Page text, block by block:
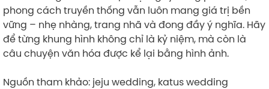
phong cách truyền thống vẫn luôn mang giá trị bền
vững – nhẹ nhàng, trang nhã và đong đầy ý nghĩa. Hãy
để từng khung hình không chỉ là kỷ niệm, mà còn là
câu chuyện văn hóa được kể lại bằng hình ảnh.
Nguồn tham khảo: jeju wedding, katus wedding